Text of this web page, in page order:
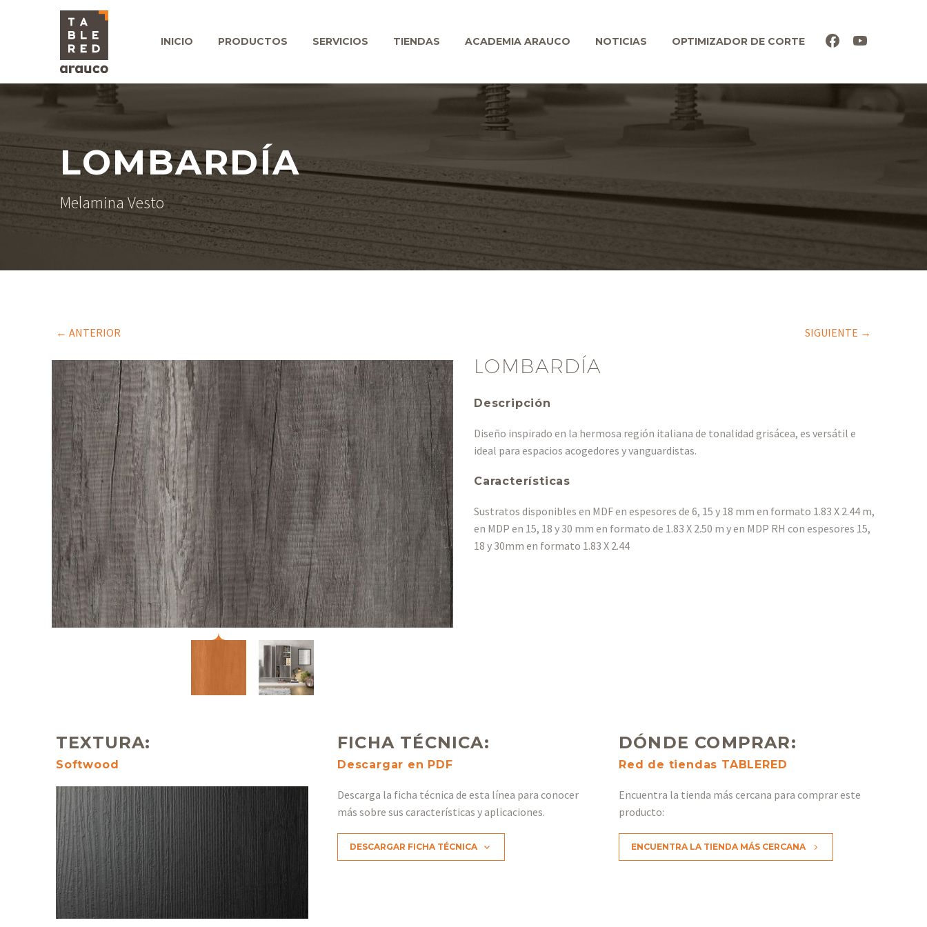
INICIO PRODUCTOS SERVICIOS TIENDAS ACADEMIA ARAUCO NOTICIAS OPTIMIZADOR DE CORTE
LOMBARDÍA
Melamina Vesto
← ANTERIOR SIGUIENTE →
LOMBARDÍA
Descripción
Diseño inspirado en la hermosa región italiana de tonalidad grisácea, es versátil e
ideal para espacios acogedores y vanguardistas.
Características
Sustratos disponibles en MDF en espesores de 6, 15 y 18 mm en formato 1.83 X 2.44 m,
en MDP en 15, 18 y 30 mm en formato de 1.83 X 2.50 m y en MDP RH con espesores 15,
18 y 30mm en formato 1.83 X 2.44
TEXTURA:
Softwood
FICHA TÉCNICA:
Descargar en PDF
Descarga la ficha técnica de esta línea para conocer
más sobre sus características y aplicaciones.
DESCARGAR FICHA TÉCNICA 
DÓNDE COMPRAR:
Red de tiendas TABLERED
Encuentra la tienda más cercana para comprar este
producto:
ENCUENTRA LA TIENDA MÁS CERCANA 5